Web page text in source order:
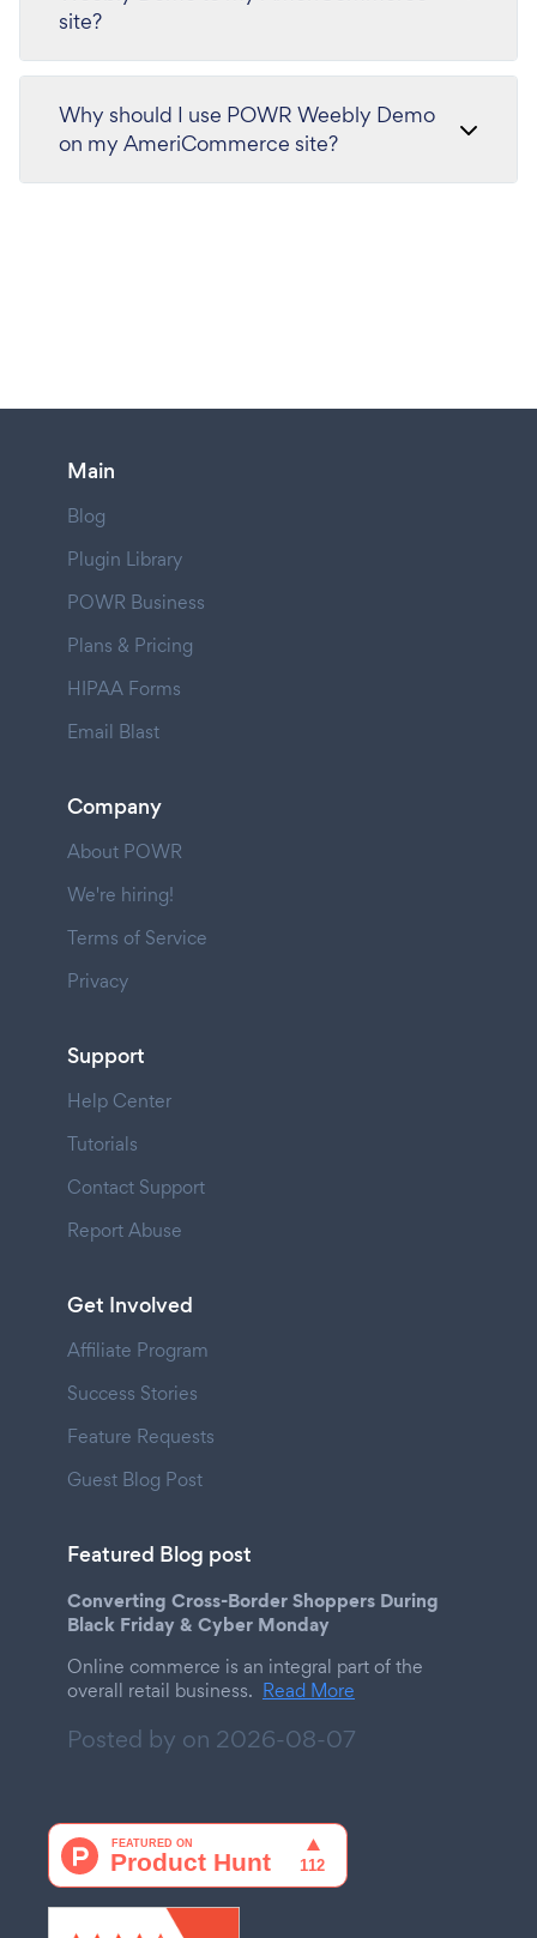
site?
Why should I use POWR Weebly Demo
on my AmeriCommerce site?
Main
Blog
Plugin Library
POWR Business
Plans & Pricing
HIPAA Forms
Email Blast
Company
About POWR
We're hiring!
Terms of Service
Privacy
Support
Help Center
Tutorials
Contact Support
Report Abuse
Get Involved
Affiliate Program
Success Stories
Feature Requests
Guest Blog Post
Featured Blog post
Converting Cross-Border Shoppers During
Black Friday & Cyber Monday
Online commerce is an integral part of the
overall retail business. Read More
Posted by on 2026-08-07